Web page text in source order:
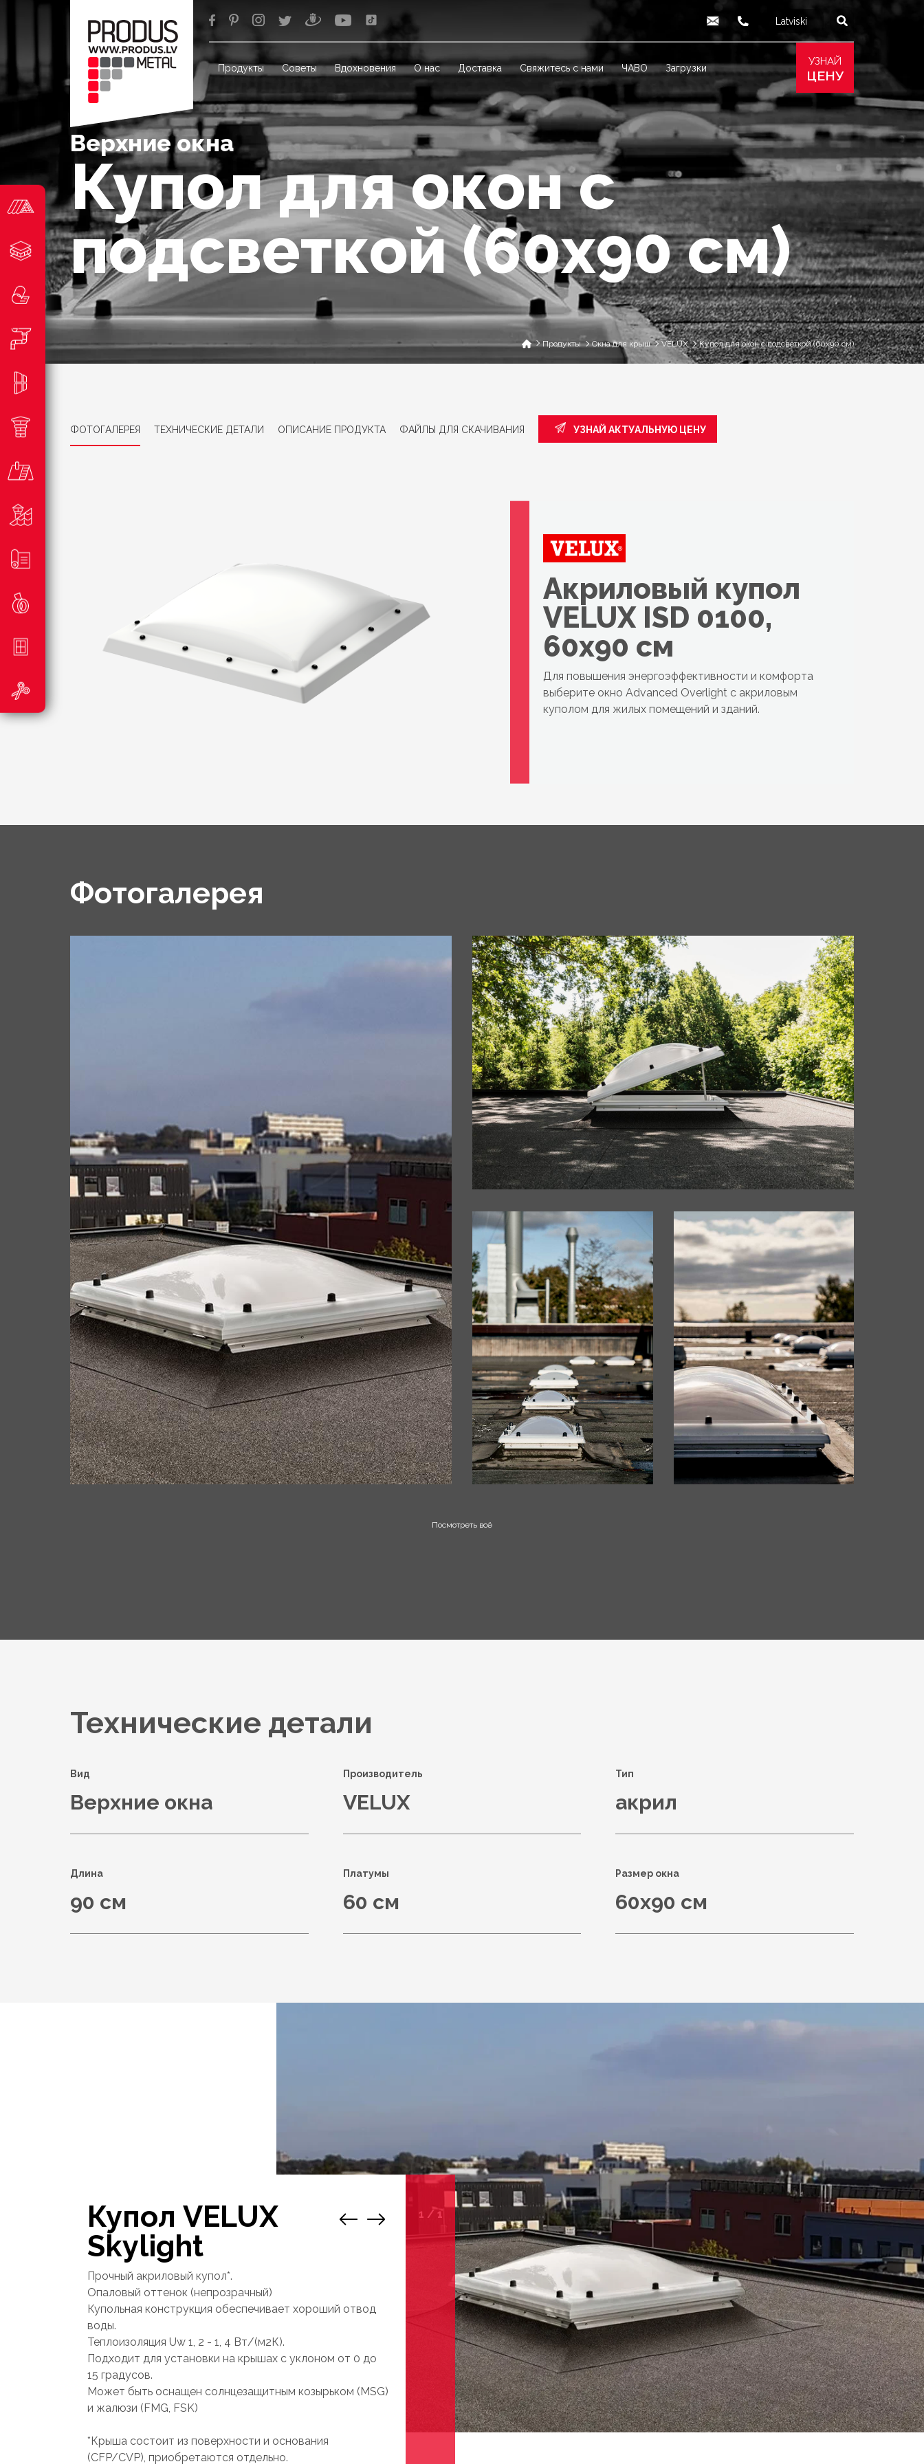
info@produs.lv
277 03 577 277 68 177
Latviski English
Продукты Советы Вдохновения О нас Доставка Свяжитесь с нами ЧАВО Загрузки
УЗНАЙ
ЦЕНУ
Верхние окна
Купол для окон с
подсветкой (60x90 см)
Продукты Окна для крыш VELUX Купол для окон с подсветкой (60x90 см)
ФОТОГАЛЕРЕЯ ТЕХНИЧЕСКИЕ ДЕТАЛИ ОПИСАНИЕ ПРОДУКТА ФАЙЛЫ ДЛЯ СКАЧИВАНИЯ УЗНАЙ АКТУАЛЬНУЮ ЦЕНУ
Акриловый купол
VELUX ISD 0100,
60x90 см
Для повышения энергоэффективности и комфорта
выберите окно Advanced Overlight с акриловым
куполом для жилых помещений и зданий.
Фотогалерея
Посмотреть всё
Технические детали
Вид
Верхние окна
Производитель
VELUX
Тип
акрил
Длина
90 см
Платумы
60 см
Размер окна
60x90 см
Купол VELUX
Skylight
Прочный акриловый купол*.
Опаловый оттенок (непрозрачный)
Купольная конструкция обеспечивает хороший отвод
воды.
Теплоизоляция Uw 1, 2 - 1, 4 Вт/(м2К).
Подходит для установки на крышах с уклоном от 0 до
15 градусов.
Может быть оснащен солнцезащитным козырьком (MSG)
и жалюзи (FMG, FSK)
*Крыша состоит из поверхности и основания
(CFP/CVP), приобретаются отдельно.
1 / 1